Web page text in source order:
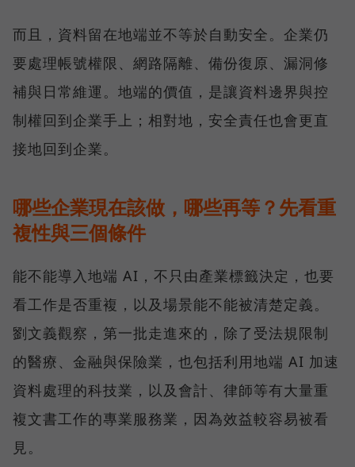
而且，資料留在地端並不等於自動安全。企業仍
要處理帳號權限、網路隔離、備份復原、漏洞修
補與日常維運。地端的價值，是讓資料邊界與控
制權回到企業手上；相對地，安全責任也會更直
接地回到企業。
哪些企業現在該做，哪些再等？先看重
複性與三個條件
能不能導入地端 AI，不只由產業標籤決定，也要
看工作是否重複，以及場景能不能被清楚定義。
劉文義觀察，第一批走進來的，除了受法規限制
的醫療、金融與保險業，也包括利用地端 AI 加速
資料處理的科技業，以及會計、律師等有大量重
複文書工作的專業服務業，因為效益較容易被看
見。